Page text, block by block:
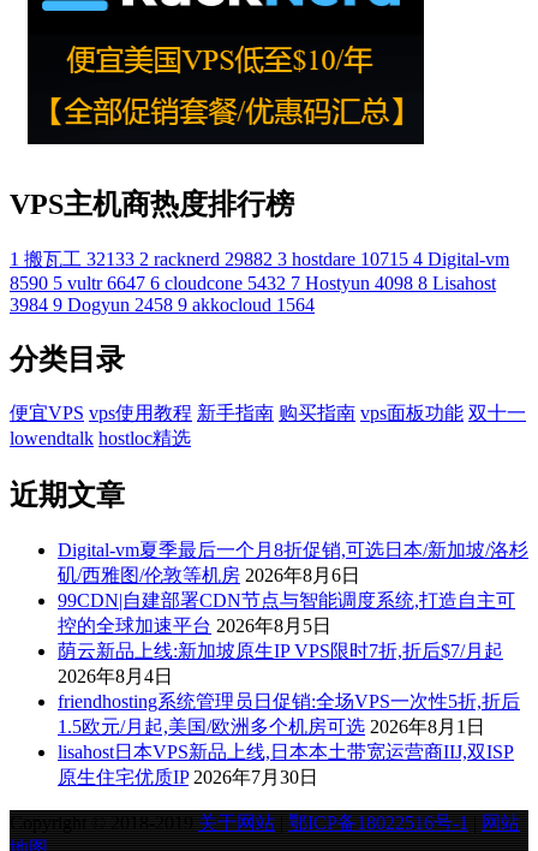
VPS主机商热度排行榜
1 搬瓦工 32133 2 racknerd 29882 3 hostdare 10715 4 Digital-vm
8590 5 vultr 6647 6 cloudcone 5432 7 Hostyun 4098 8 Lisahost
3984 9 Dogyun 2458 9 akkocloud 1564
分类目录
便宜VPS vps使用教程 新手指南 购买指南 vps面板功能 双十一
lowendtalk hostloc精选
近期文章
Digital-vm夏季最后一个月8折促销,可选日本/新加坡/洛杉
矶/西雅图/伦敦等机房 2026年8月6日
99CDN|自建部署CDN节点与智能调度系统,打造自主可
控的全球加速平台 2026年8月5日
荫云新品上线:新加坡原生IP VPS限时7折,折后$7/月起
2026年8月4日
friendhosting系统管理员日促销:全场VPS一次性5折,折后
1.5欧元/月起,美国/欧洲多个机房可选 2026年8月1日
lisahost日本VPS新品上线,日本本土带宽运营商IIJ,双ISP
原生住宅优质IP 2026年7月30日
Copyright © 2018-2019 关于网站 | 鄂ICP备18022516号-1 | 网站